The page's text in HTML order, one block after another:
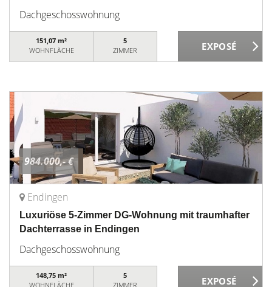
Dachgeschosswohnung
151,07 m²
WOHNFLÄCHE
5
ZIMMER
984.000,- €
Endingen
Luxuriöse 5-Zimmer DG-Wohnung mit traumhafter
Dachterrasse in Endingen
Dachgeschosswohnung
148,75 m²
WOHNFLÄCHE
5
ZIMMER